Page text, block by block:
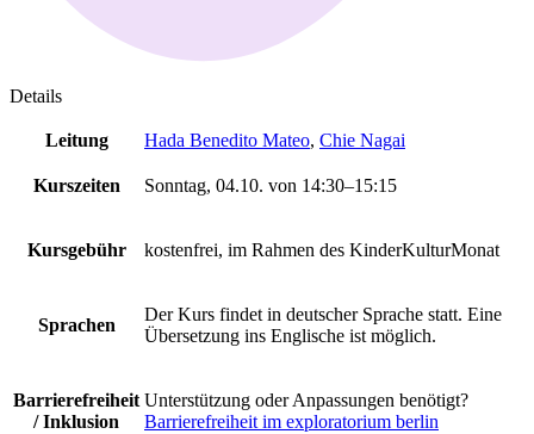
Details
Leitung Hada Benedito Mateo, Chie Nagai
Kurszeiten Sonntag, 04.10. von 14:30–15:15
Kursgebühr kostenfrei, im Rahmen des KinderKulturMonat
Sprachen
Der Kurs findet in deutscher Sprache statt. Eine
Übersetzung ins Englische ist möglich.
Barrierefreiheit
/ Inklusion
Unterstützung oder Anpassungen benötigt?
Barrierefreiheit im exploratorium berlin